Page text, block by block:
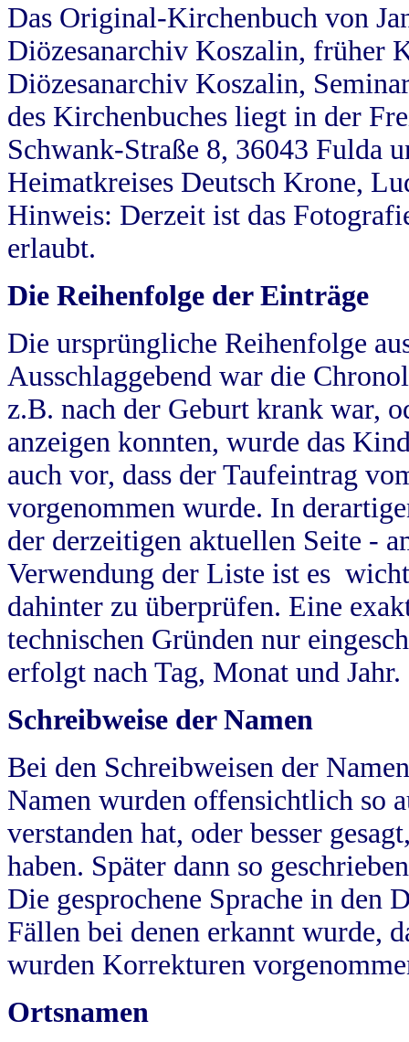
Das Original-Kirchenbuch von
Diözesanarchiv Koszalin, früher
Diözesanarchiv Koszalin,
des Kirchenbuches liegt in der
Schwank-Straße 8, 36043 Fulda
Heimatkreises Deutsch Krone,
Hinweis: Derzeit ist das
erlaubt.
Die Reihenfolge der Einträge
Die ursprüngliche Reihenfolge
Ausschlaggebend war die
z.B. nach der Geburt krank war,
anzeigen konnten, wurde das
auch vor, dass der Taufeintrag
vorgenommen wurde. In
der derzeitigen aktuellen Seite -
Verwendung der Liste ist es
dahinter zu überprüfen. Eine
technischen Gründen nur
erfolgt nach Tag, Monat und Jahr.
Schreibweise der Namen
Bei den Schreibweisen der
Namen wurden offensichtlich so
verstanden hat, oder besser
haben. Später dann so
Die gesprochene Sprache in
Fällen bei denen erkannt wurde,
wurden Korrekturen
Ortsnamen